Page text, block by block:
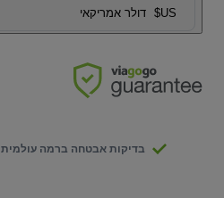
US$ דולר אמריקאי
בדיקות אבטחה ברמה עולמית